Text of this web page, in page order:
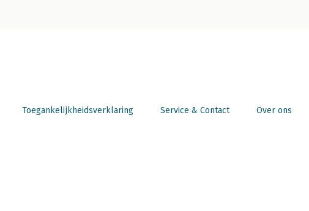
Toegankelijkheidsverklaring Service & Contact Over ons